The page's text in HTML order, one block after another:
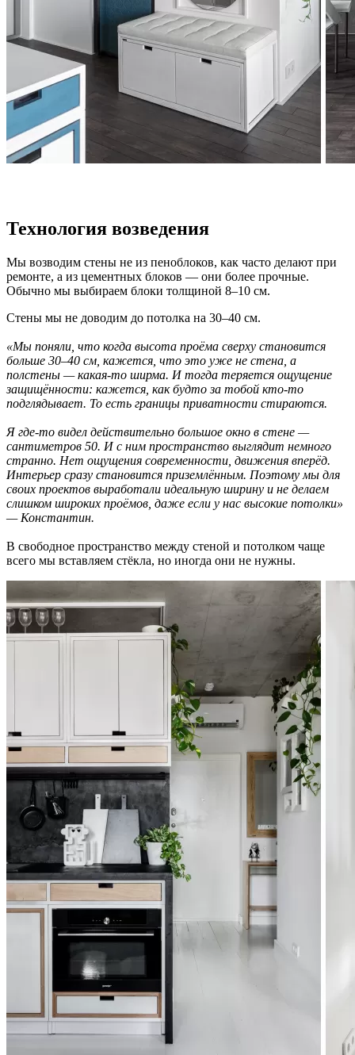
Технология возведения
Мы возводим стены не из пеноблоков, как часто делают при
ремонте, а из цементных блоков — они более прочные.
Обычно мы выбираем блоки толщиной 8–10 см.
Стены мы не доводим до потолка на 30–40 см.
«Мы поняли, что когда высота проёма сверху становится
больше 30–40 см, кажется, что это уже не стена, а
полстены — какая-то ширма. И тогда теряется ощущение
защищённости: кажется, как будто за тобой кто-то
подглядывает. То есть границы приватности стираются.
Я где-то видел действительно большое окно в стене —
сантиметров 50. И с ним пространство выглядит немного
странно. Нет ощущения современности, движения вперёд.
Интерьер сразу становится приземлённым. Поэтому мы для
своих проектов выработали идеальную ширину и не делаем
слишком широких проёмов, даже если у нас высокие потолки»
— Константин.
В свободное пространство между стеной и потолком чаще
всего мы вставляем стёкла, но иногда они не нужны.